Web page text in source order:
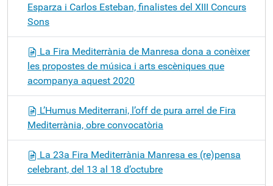
Esparza i Carlos Esteban, finalistes del XIII Concurs
Sons
La Fira Mediterrània de Manresa dona a conèixer
les propostes de música i arts escèniques que
acompanya aquest 2020
L’Humus Mediterrani, l’off de pura arrel de Fira
Mediterrània, obre convocatòria
La 23a Fira Mediterrània Manresa es (re)pensa
celebrant, del 13 al 18 d’octubre